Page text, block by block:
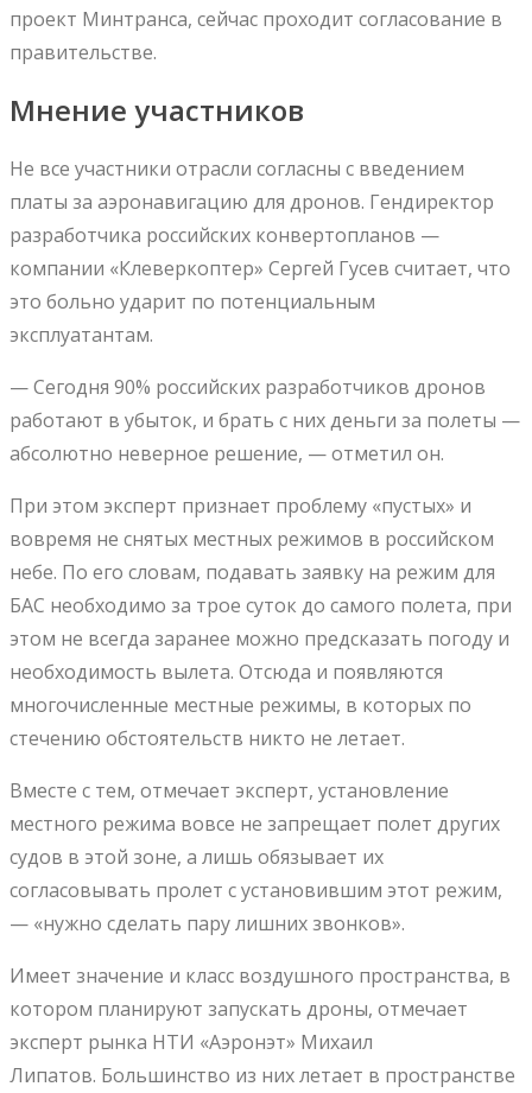
проект Минтранса, сейчас проходит согласование в
правительстве.
Мнение участников
Не все участники отрасли согласны с введением
платы за аэронавигацию для дронов. Гендиректор
разработчика российских конвертопланов —
компании «Клеверкоптер» Сергей Гусев считает, что
это больно ударит по потенциальным
эксплуатантам.
— Сегодня 90% российских разработчиков дронов
работают в убыток, и брать с них деньги за полеты —
абсолютно неверное решение, — отметил он.
При этом эксперт признает проблему «пустых» и
вовремя не снятых местных режимов в российском
небе. По его словам, подавать заявку на режим для
БАС необходимо за трое суток до самого полета, при
этом не всегда заранее можно предсказать погоду и
необходимость вылета. Отсюда и появляются
многочисленные местные режимы, в которых по
стечению обстоятельств никто не летает.
Вместе с тем, отмечает эксперт, установление
местного режима вовсе не запрещает полет других
судов в этой зоне, а лишь обязывает их
согласовывать пролет с установившим этот режим,
— «нужно сделать пару лишних звонков».
Имеет значение и класс воздушного пространства, в
котором планируют запускать дроны, отмечает
эксперт рынка НТИ «Аэронэт» Михаил
Липатов. Большинство из них летает в пространстве